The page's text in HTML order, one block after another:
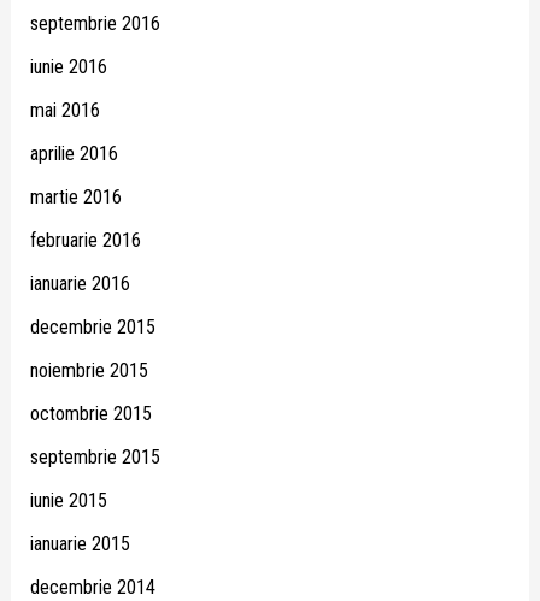
septembrie 2016
iunie 2016
mai 2016
aprilie 2016
martie 2016
februarie 2016
ianuarie 2016
decembrie 2015
noiembrie 2015
octombrie 2015
septembrie 2015
iunie 2015
ianuarie 2015
decembrie 2014